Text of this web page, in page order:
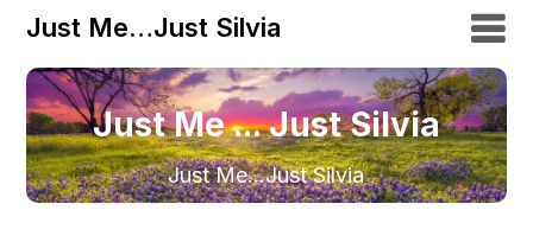
Just Me…Just Silvia
Just Me ... Just Silvia
Just Me…Just Silvia